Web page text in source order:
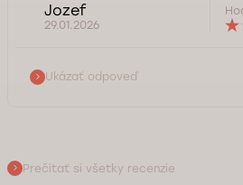
Jozef
29.01.2026
Ukázať odpoveď
Prečítať si všetky recenzie